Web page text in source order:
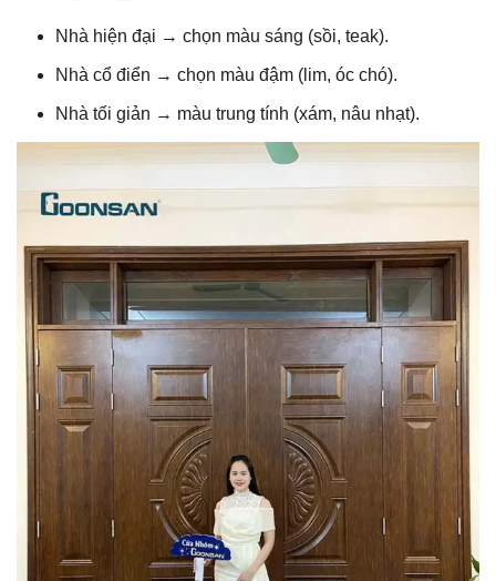
Nhà hiện đại → chọn màu sáng (sồi, teak).
Nhà cổ điển → chọn màu đậm (lim, óc chó).
Nhà tối giản → màu trung tính (xám, nâu nhạt).